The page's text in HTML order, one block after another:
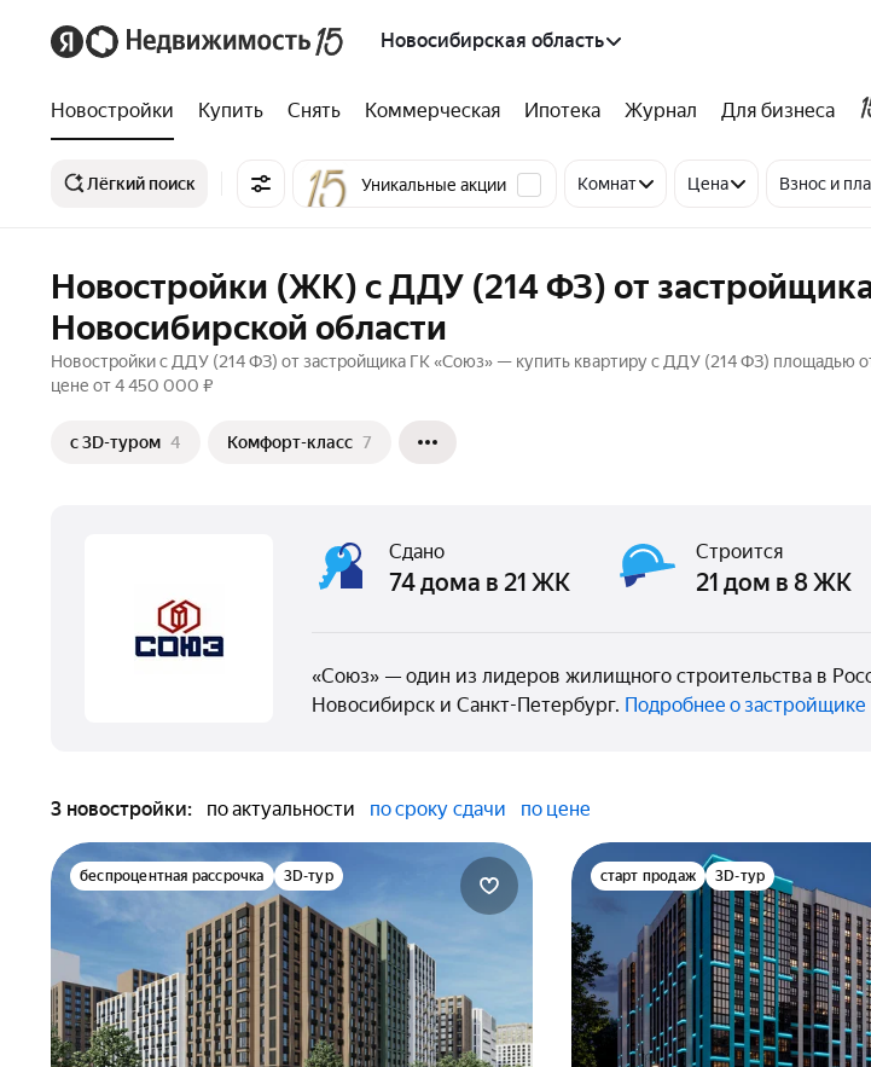
Новосибирская область
Новостройки Купить Снять Коммерческая Ипотека Журнал Для бизнеса
Лёгкий поиск Уникальные акции Комнат Цена Взнос и
Новостройки (ЖК) с ДДУ (214 ФЗ) от
Новосибирской области
Новостройки с ДДУ (214 ФЗ) от застройщика ГК «Союз» — купить квартиру с ДДУ (214 ФЗ) площадью
цене от 4 450 000 ₽
c 3D-туром 4 Комфорт-класс 7
Сдано
74 дома в 21 ЖК
Строится
21 дом в 8 ЖК
«Союз» — один из лидеров жилищного строительства в
Новосибирск и Санкт-Петербург. Подробнее о застройщике
3 новостройки: по актуальности по сроку сдачи по цене
беспроцентная рассрочка 3D-тур старт продаж 3D-тур